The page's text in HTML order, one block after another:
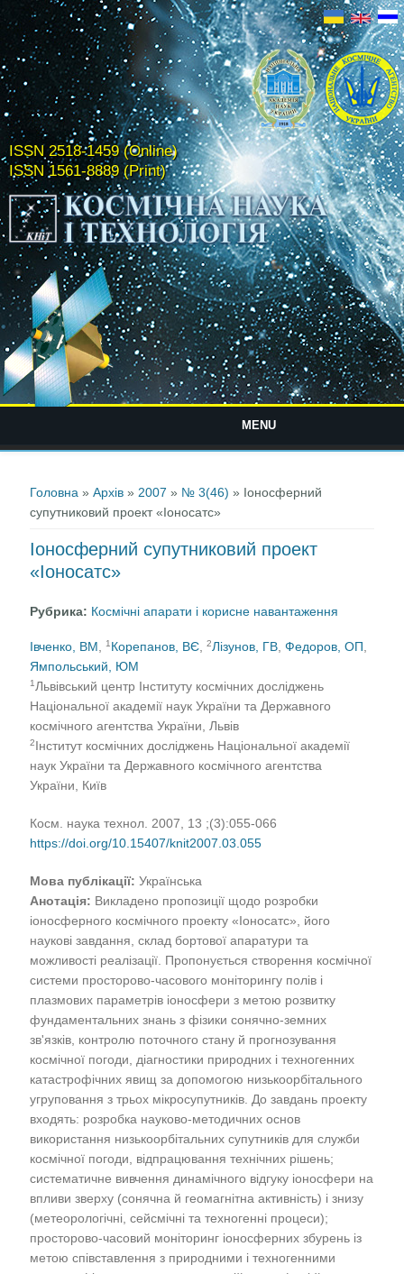
ISSN 2518-1459 (Online)
ISSN 1561-8889 (Print)
MENU
Головна »Архів » 2007 » № 3(46) » Іоносферний
супутниковий проект «Іоносатс»
Іоносферний супутниковий проект
«Іоносатс»
Рубрика: Космічні апарати і корисне навантаження
Івченко, ВМ ,1 Корепанов, ВЄ ,2Лізунов, ГВ ,Федоров, ОП
Ямпольський, ЮМ
1 Львівський центр Інституту космічних досліджень
Національної академії наук України та Державного
космічного агентства України, Львів
2Інститут космічних досліджень Нацiональної академiї
наук України та Державного космiчного агентства
України, Київ
Косм. наука технол. 2007, 13 ;(3):055-066
https://doi.org/10.15407/knit2007.03.055
Мова публікації: Українська
Анотація: Викладено пропозиції щодо розробки
іоносферного космічного проекту «Іоносатс», його
наукові завдання, склад бортової апаратури та
можливості реалізації. Пропонується створення космічної
системи просторово-часового моніторингу полів і
плазмових параметрів іоносфери з метою розвитку
фундаментальних знань з фізики сонячно-земних
зв'язків, контролю поточного стану й прогнозування
космічної погоди, діагностики природних і техногенних
катастрофічних явищ за допомогою низькоорбітального
угруповання з трьох мікросупутників. До завдань проекту
входять: розробка науково-методичних основ
використання низькоорбітальних супутників для служби
космічної погоди, відпрацювання технічних рішень;
систематичне вивчення динамічного відгуку іоносфери на
впливи зверху (сонячна й геомагнітна активність) і знизу
(метеорологічні, сейсмічні та техногенні процеси);
просторово-часовий моніторинг іоносферних збурень із
метою співставлення з природними і техногенними